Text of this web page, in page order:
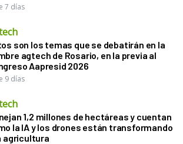
7 días
son los temas que se debatirán en la
agtech de Rosario, en la previa al
Aapresid 2026
9 días
1,2 millones de hectáreas y cuentan
la IA y los drones están transformando
agricultura